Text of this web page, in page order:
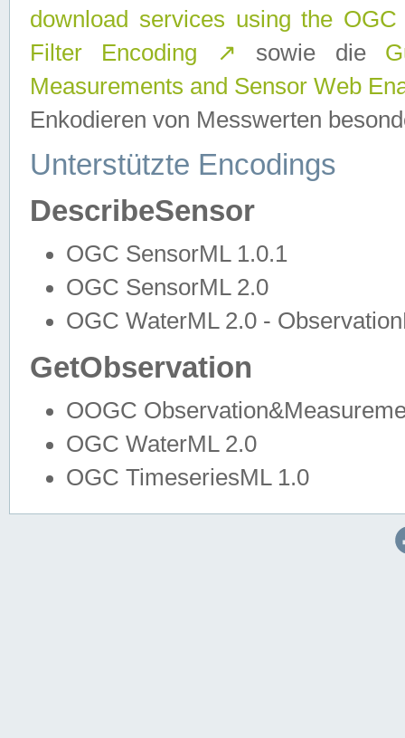
download services using the
Filter Encoding
↗ sowie die
Measurements and Sensor Web
Enkodieren von Messwerten
Unterstützte Encodings
DescribeSensor
OGC SensorML 1.0.1
OGC SensorML 2.0
OGC WaterML 2.0 -
GetObservation
OOGC
OGC WaterML 2.0
OGC TimeseriesML 1.0